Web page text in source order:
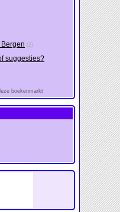
(2)
suggesties?
boekenmarkt